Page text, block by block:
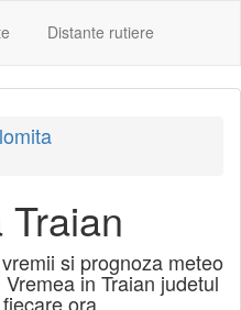
Distante rutiere
si prognoza meteo
in Traian judetul
ora.